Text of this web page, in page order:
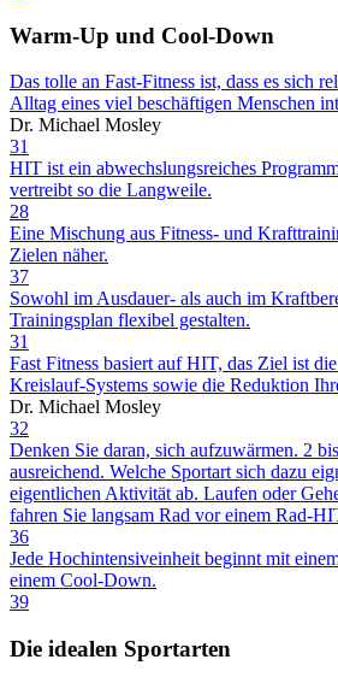
Warm-Up und Cool-Down
Das tolle an Fast-Fitness ist, dass es sich
Alltag eines viel beschäftigen Menschen
Dr. Michael Mosley
31
HIT ist ein abwechslungsreiches
vertreibt so die Langweile.
28
Eine Mischung aus Fitness- und
Zielen näher.
37
Sowohl im Ausdauer- als auch im
Trainingsplan flexibel gestalten.
31
Fast Fitness basiert auf HIT, das Ziel ist
Kreislauf-Systems sowie die Reduktion
Dr. Michael Mosley
32
Denken Sie daran, sich aufzuwärmen. 2
ausreichend. Welche Sportart sich dazu
eigentlichen Aktivität ab. Laufen oder
fahren Sie langsam Rad vor einem Rad-
36
Jede Hochintensiveinheit beginnt mit
einem Cool-Down.
39
Die idealen Sportarten